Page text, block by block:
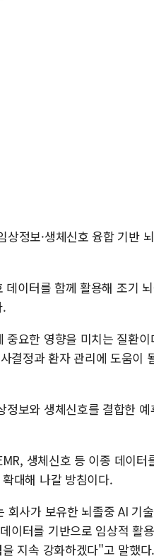
정보·생체신호 융합 기반
이터를 함께 활용해 조기
.
요한 영향을 미치는 질환이
결정과 환자 관리에 도움이
보와 생체신호를 결합한 예
생체신호 등 이종 데이터
대해 나갈 방침이다.
회사가 보유한 뇌졸중 AI 기
이터를 기반으로 임상적 활
지속 강화하겠다"고 말했다.